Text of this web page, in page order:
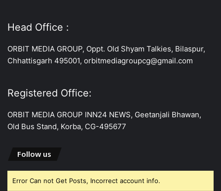
Head Office :
ORBIT MEDIA GROUP, Oppt. Old Shyam Talkies, Bilaspur,
Chhattisgarh 495001, orbitmediagroupcg@gmail.com
Registered Office:
ORBIT MEDIA GROUP INN24 NEWS, Geetanjali Bhawan,
Old Bus Stand, Korba, CG-495677
Follow us
Error Can not Get Posts, Incorrect account info.